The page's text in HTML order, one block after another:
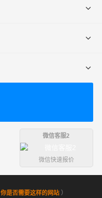
微信客服2
微信快速报价
你是否需要这样的网站）